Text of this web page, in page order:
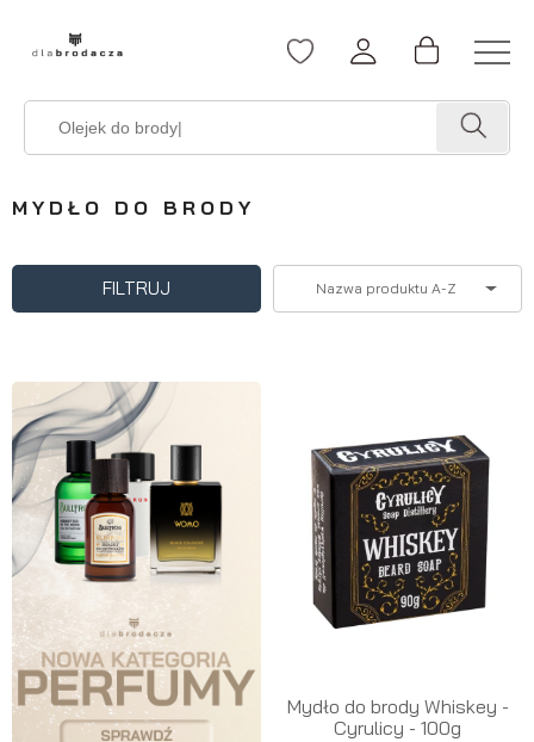
MYDŁO DO BRODY
FILTRUJ Nazwa produktu A-Z
Mydło do brody Whiskey -
Cyrulicy - 100g